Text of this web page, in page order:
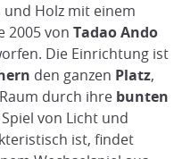
und Holz mit einem
2005 von Tadao Ando
Die Einrichtung ist
den ganzen Platz,
durch ihre bunten
von Licht und
ist, findet